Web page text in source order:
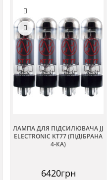
ЛАМПА ДЛЯ ПІДСИЛЮВАЧА JJ
ELECTRONIC KT77 (ПІДІБРАНА
4-КА)
6420грн